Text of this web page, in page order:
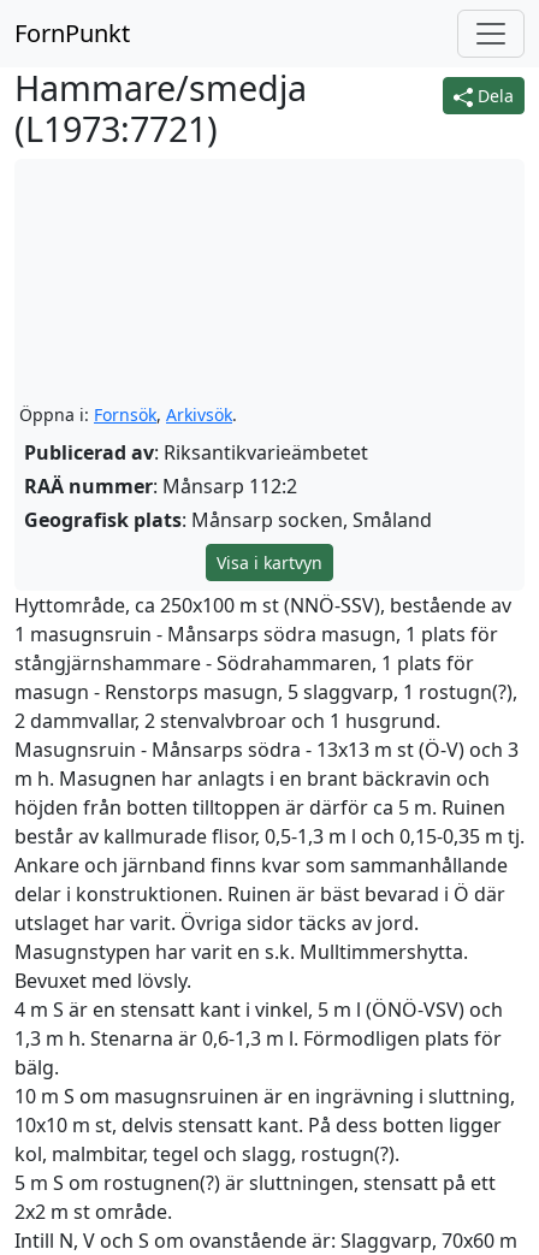
FornPunkt
Dela
Hammare/smedja
(L1973:7721)
Öppna i: Fornsök, Arkivsök.
Publicerad av: Riksantikvarieämbetet
RAÄ nummer: Månsarp 112:2
Geografisk plats: Månsarp socken, Småland
Visa i kartvyn
Hyttområde, ca 250x100 m st (NNÖ-SSV), bestående av
1 masugnsruin - Månsarps södra masugn, 1 plats för
stångjärnshammare - Södrahammaren, 1 plats för
masugn - Renstorps masugn, 5 slaggvarp, 1 rostugn(?),
2 dammvallar, 2 stenvalvbroar och 1 husgrund.
Masugnsruin - Månsarps södra - 13x13 m st (Ö-V) och 3
m h. Masugnen har anlagts i en brant bäckravin och
höjden från botten tilltoppen är därför ca 5 m. Ruinen
består av kallmurade flisor, 0,5-1,3 m l och 0,15-0,35 m tj.
Ankare och järnband finns kvar som sammanhållande
delar i konstruktionen. Ruinen är bäst bevarad i Ö där
utslaget har varit. Övriga sidor täcks av jord.
Masugnstypen har varit en s.k. Mulltimmershytta.
Bevuxet med lövsly.
4 m S är en stensatt kant i vinkel, 5 m l (ÖNÖ-VSV) och
1,3 m h. Stenarna är 0,6-1,3 m l. Förmodligen plats för
bälg.
10 m S om masugnsruinen är en ingrävning i sluttning,
10x10 m st, delvis stensatt kant. På dess botten ligger
kol, malmbitar, tegel och slagg, rostugn(?).
5 m S om rostugnen(?) är sluttningen, stensatt på ett
2x2 m st område.
Intill N, V och S om ovanstående är: Slaggvarp, 70x60 m